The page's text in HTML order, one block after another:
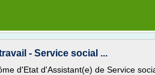
- Service social ...
d'Etat d'Assistant(e) de Service